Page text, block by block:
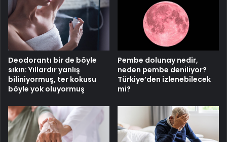
Deodorantı bir de böyle
sıkın: Yıllardır yanlış
biliniyormuş, ter kokusu
böyle yok oluyormuş
Pembe dolunay nedir,
neden pembe deniliyor?
Türkiye’den izlenebilecek
mi?